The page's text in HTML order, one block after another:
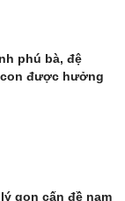
phú bà, đệ
được hưởng
gọn cấn đề nam